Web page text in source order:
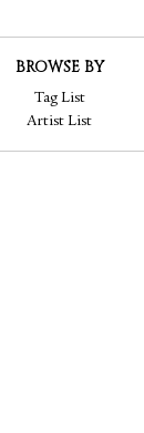
BROWSE BY
Tag List
Artist List